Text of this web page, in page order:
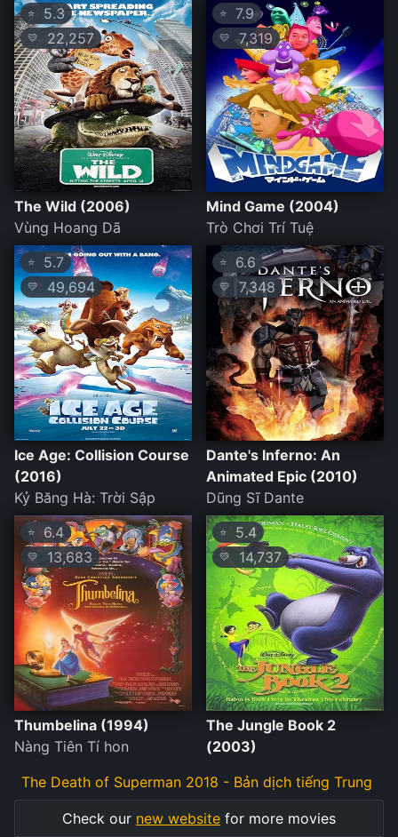
⭐ 5.3
💛 22,257
The Wild (2006)
Vùng Hoang Dã
⭐ 7.9
💛 7,319
Mind Game (2004)
Trò Chơi Trí Tuệ
⭐ 5.7
💛 49,694
Ice Age: Collision Course
(2016)
Kỷ Băng Hà: Trời Sập
⭐ 6.6
💛 7,348
Dante's Inferno: An
Animated Epic (2010)
Dũng Sĩ Dante
⭐ 6.4
💛 13,683
Thumbelina (1994)
Nàng Tiên Tí hon
⭐ 5.4
💛 14,737
The Jungle Book 2
(2003)
The Death of Superman 2018 - Bản dịch tiếng Trung
Check our new website for more movies